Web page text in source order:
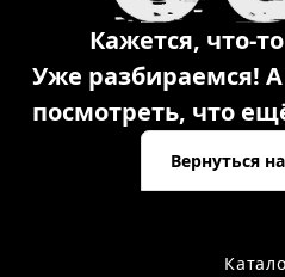
Кажется, что-
Уже разбираемся!
посмотреть, что
Вернуться